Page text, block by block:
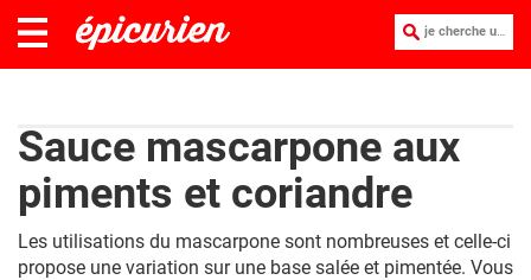
je cherche une recette :
Sauce mascarpone aux
piments et coriandre
Les utilisations du mascarpone sont nombreuses et celle-ci
propose une variation sur une base salée et pimentée. Vous